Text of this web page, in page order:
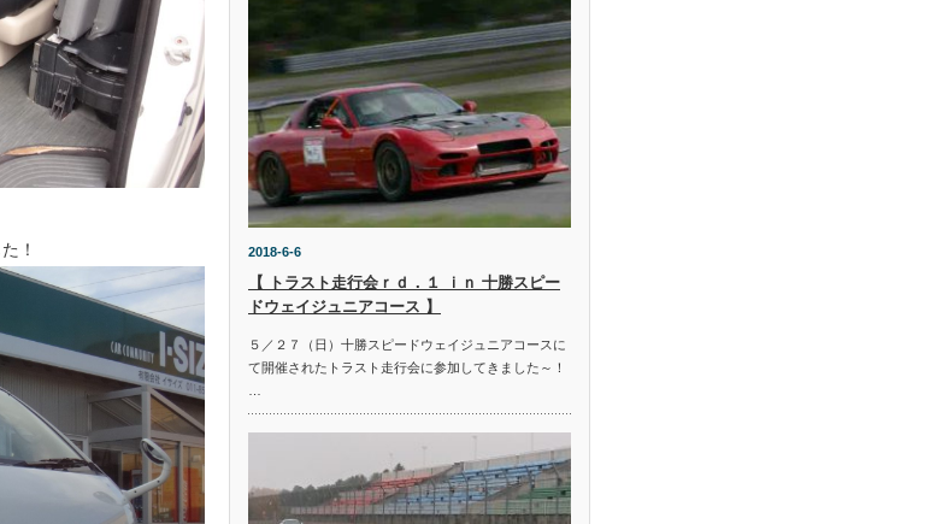
！
2018-6-6
【 トラスト走行会ｒｄ．１ ｉｎ 十勝スピー
ドウェイジュニアコース 】
５／２７（日）十勝スピードウェイジュニアコースに
て開催されたトラスト走行会に参加してきました～！